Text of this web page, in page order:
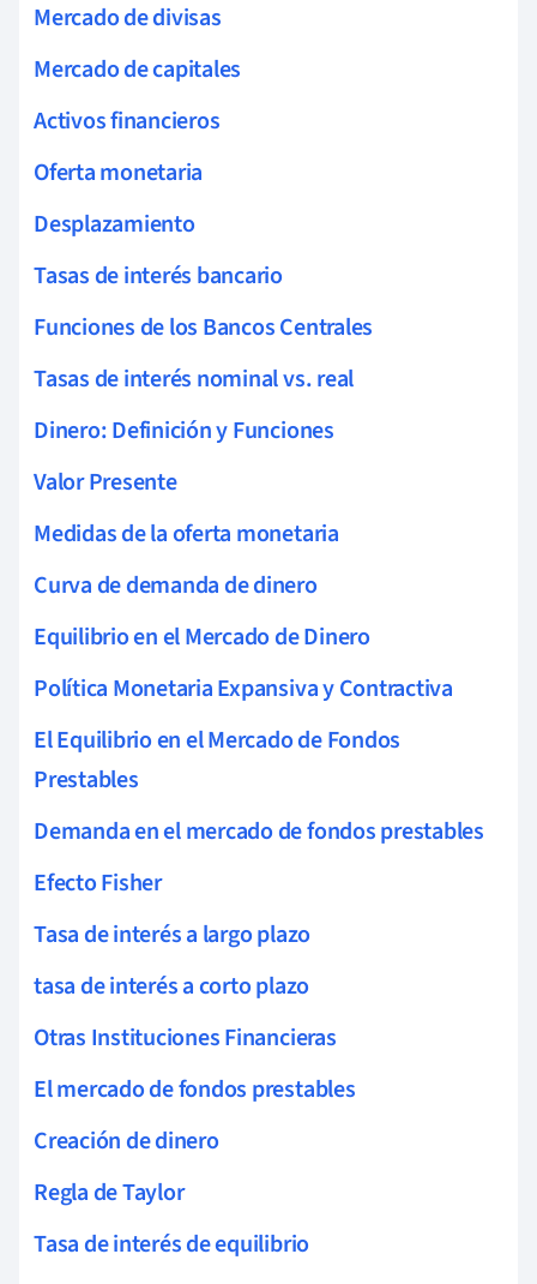
Mercado de divisas
Mercado de capitales
Activos financieros
Oferta monetaria
Desplazamiento
Tasas de interés bancario
Funciones de los Bancos Centrales
Tasas de interés nominal vs. real
Dinero: Definición y Funciones
Valor Presente
Medidas de la oferta monetaria
Curva de demanda de dinero
Equilibrio en el Mercado de Dinero
Política Monetaria Expansiva y Contractiva
El Equilibrio en el Mercado de Fondos
Prestables
Demanda en el mercado de fondos prestables
Efecto Fisher
Tasa de interés a largo plazo
tasa de interés a corto plazo
Otras Instituciones Financieras
El mercado de fondos prestables
Creación de dinero
Regla de Taylor
Tasa de interés de equilibrio